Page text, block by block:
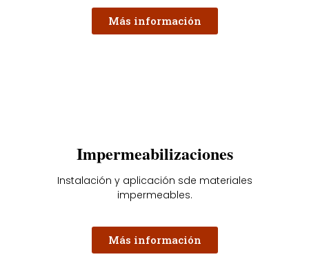
Más información
Impermeabilizaciones
Instalación y aplicación sde materiales
impermeables.
Más información